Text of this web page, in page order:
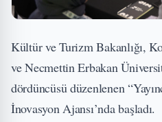
Kültür ve Turizm Bakanlığı,
ve Necmettin Erbakan
dördüncüsü düzenlenen
İnovasyon Ajansı’nda başladı.